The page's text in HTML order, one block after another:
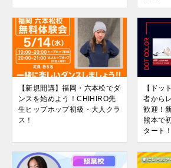
【新規開講】福岡・六本松でダ
ンスを始めよう！CHIHIRO先
生ヒップホップ初級・大人クラ
ス！
【ドッ
者から
歓迎！
熊本で
タート！